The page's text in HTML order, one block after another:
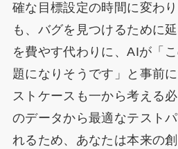
確な目標設定の時間に変わ
も、バグを見つけるために
を費やす代わりに、AIが「
題になりそうです」と事前
ストケースも一から考える
のデータから最適なテスト
れるため、あなたは本来の